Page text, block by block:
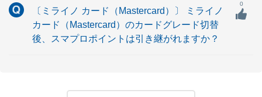
〔ミライノ カード（Mastercard）〕 ミライノ
カード（Mastercard）のカードグレード切替
後、スマプロポイントは引き継がれますか？
0